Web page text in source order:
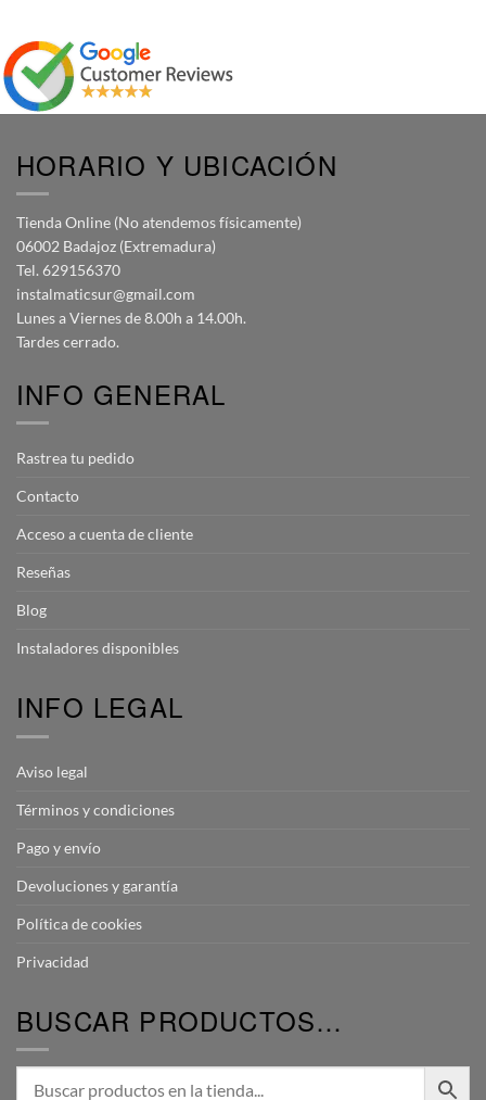
HORARIO Y UBICACIÓN
Tienda Online (No atendemos físicamente)
06002 Badajoz (Extremadura)
Tel. 629156370
instalmaticsur@gmail.com
Lunes a Viernes de 8.00h a 14.00h.
Tardes cerrado.
INFO GENERAL
Rastrea tu pedido
Contacto
Acceso a cuenta de cliente
Reseñas
Blog
Instaladores disponibles
INFO LEGAL
Aviso legal
Términos y condiciones
Pago y envío
Devoluciones y garantía
Política de cookies
Privacidad
BUSCAR PRODUCTOS…